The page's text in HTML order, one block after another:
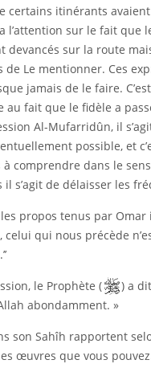
certains itinérants
l’attention sur le fait que
devancés sur la route
Le mentionner. Ces
jamais de le faire.
fait que le fidèle a
Al-Mufarridûn, il
possible, et
à comprendre dans le
s’agit de délaisser les
les propos tenus par
celui qui nous précède
le Prophète (
) a
abondamment. »
son Sahîh rapportent
œuvres que vous